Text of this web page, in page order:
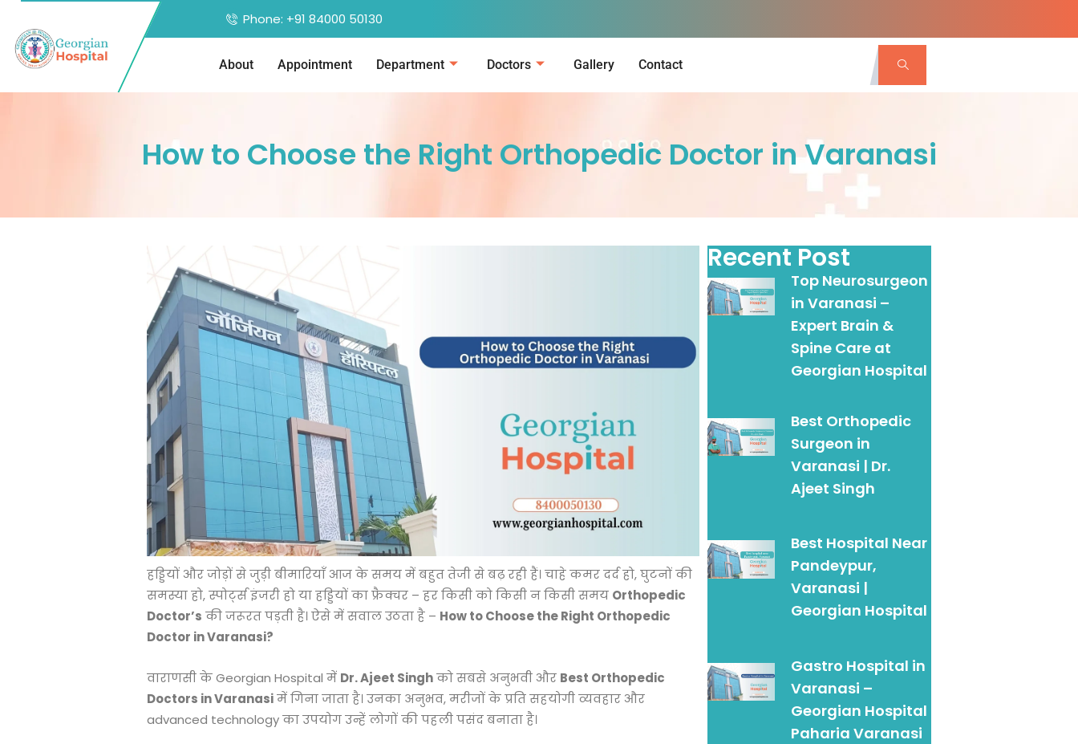
Phone: +91 84000 50130
About Appointment Department Doctors Gallery Contact
How to Choose the Right Orthopedic Doctor in Varanasi
हड्डियों और जोड़ों से जुड़ी बीमारियाँ आज के समय में बहुत तेजी से बढ़ रही हैं। चाहे कमर दर्द हो, घुटनों की
समस्या हो, स्पोर्ट्स इंजरी हो या हड्डियों का फ्रैक्चर – हर किसी को किसी न किसी समय Orthopedic
Doctor’s की जरूरत पड़ती है। ऐसे में सवाल उठता है – How to Choose the Right Orthopedic
Doctor in Varanasi?
वाराणसी के Georgian Hospital में Dr. Ajeet Singhको सबसे अनुभवी और Best Orthopedic
Doctors in Varanasiमें गिना जाता है। उनका अनुभव, मरीजों के प्रति सहयोगी व्यवहार और
advanced technology का उपयोग उन्हें लोगों की पहली पसंद बनाता है।
Recent Post
Top Neurosurgeon
in Varanasi –
Expert Brain &
Spine Care at
Georgian Hospital
Best Orthopedic
Surgeon in
Varanasi | Dr.
Ajeet Singh
Best Hospital Near
Pandeypur,
Varanasi |
Georgian Hospital
Gastro Hospital in
Varanasi –
Georgian Hospital
Paharia Varanasi